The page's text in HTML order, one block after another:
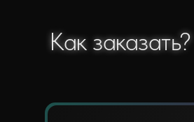
Как заказать?
Как заказать?